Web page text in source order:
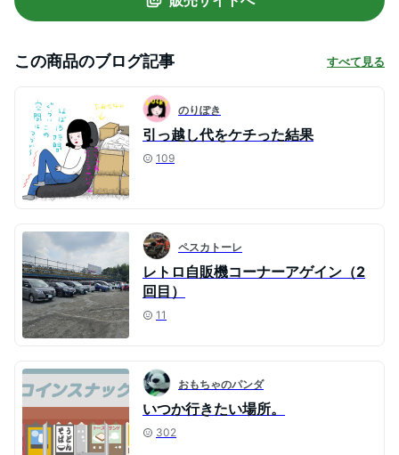
この商品のブログ記事 すべて見る
のりぽき
引っ越し代をケチった結果
109
ペスカトーレ
レトロ自販機コーナーアゲイン（2
回目）
11
おもちゃのパンダ
いつか行きたい場所。
302